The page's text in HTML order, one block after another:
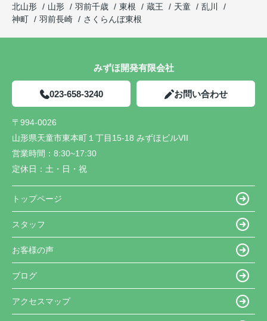
北山形
山形 羽前千歳 東根 蔵王 天童
乱川
神町
羽前長崎 さくらんぼ東根
みずほ開発有限会社
023-658-3240 お問い合わせ
〒994-0026
山形県天童市東本町１丁目15-18 みずほビルVII
営業時間： 8:30~17:30
定休日： 土・日・祝
トップページ
スタッフ
お客様の声
ブログ
アクセスマップ